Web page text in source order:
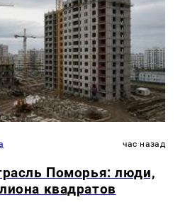
час назад
Поморья: люди,
квадратов